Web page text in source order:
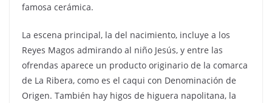
famosa cerámica.
La escena principal, la del nacimiento, incluye a los
Reyes Magos admirando al niño Jesús, y entre las
ofrendas aparece un producto originario de la comarca
de La Ribera, como es el caqui con Denominación de
Origen. También hay higos de higuera napolitana, la